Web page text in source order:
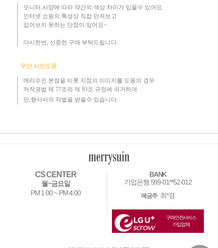
모니터 사양에 따라 약간의 색상 차이가 있을수 있어요.
인터넷 쇼핑의 특성상 직접 만져보고
입어보지 못하는 단점이 있어요~
다시한번, 신중한 구매 부탁드립니다
무단 사진도용
메리수인 본점을 비롯 지점의 이미지를 도용의 경우​
저작권법 제 77조와 제 93조 규정에 의거하여
민,형사사의 처벌을 받을수 있습니다.
CS CENTER
월~금요일
PM 1:00 ~ PM 4:00
BANK
기업은행 599-01**52-012
예금주최*경
구매안전서비스
가입업체